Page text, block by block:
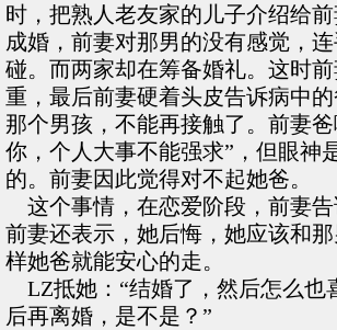
时，把熟人老友家的儿子介绍给
成婚，前妻对那男的没有感觉，
碰。而两家却在筹备婚礼。这时
重，最后前妻硬着头皮告诉病中
那个男孩，不能再接触了。前妻
你，个人大事不能强求”，但眼神
的。前妻因此觉得对不起她爸。
这个事情，在恋爱阶段，前妻告
前妻还表示，她后悔，她应该和
样她爸就能安心的走。
LZ抵她：“结婚了，然后怎么也
后再离婚，是不是？”